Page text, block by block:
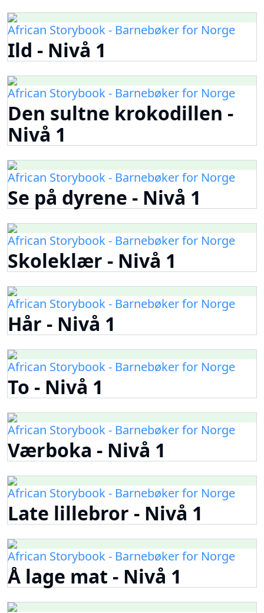
African Storybook - Barnebøker for Norge
Ild - Nivå 1
African Storybook - Barnebøker for Norge
Den sultne krokodillen -
Nivå 1
African Storybook - Barnebøker for Norge
Se på dyrene - Nivå 1
African Storybook - Barnebøker for Norge
Skoleklær - Nivå 1
African Storybook - Barnebøker for Norge
Hår - Nivå 1
African Storybook - Barnebøker for Norge
To - Nivå 1
African Storybook - Barnebøker for Norge
Værboka - Nivå 1
African Storybook - Barnebøker for Norge
Late lillebror - Nivå 1
African Storybook - Barnebøker for Norge
Å lage mat - Nivå 1